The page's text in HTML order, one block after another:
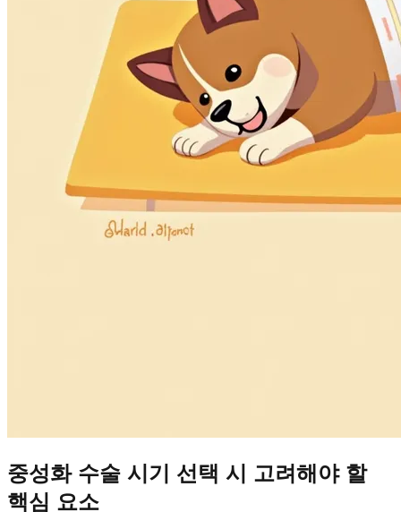
중성화 수술 시기 선택 시 고려해야 할
핵심 요소